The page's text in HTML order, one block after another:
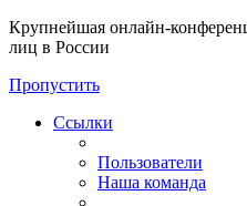
Крупнейшая онлайн-
лиц в России
Пропустить
Ссылки
Пользователи
Наша команда